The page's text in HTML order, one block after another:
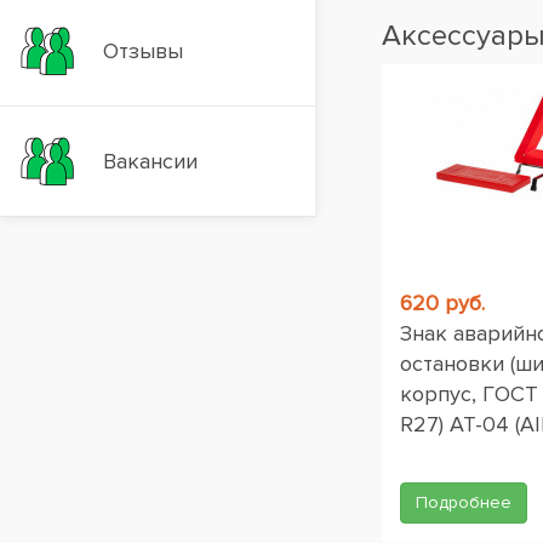
Отзывы
Вакансии
620 руб.
Знак
остановки
корпус,
R27) AT-04
Подробнее